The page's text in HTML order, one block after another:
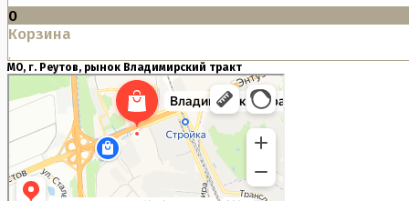
0
Корзина
МО, г. Реутов, рынок Владимирский тракт